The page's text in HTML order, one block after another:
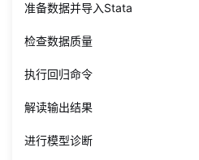
准备数据并导入Stata
检查数据质量
执行回归命令
解读输出结果
进行模型诊断